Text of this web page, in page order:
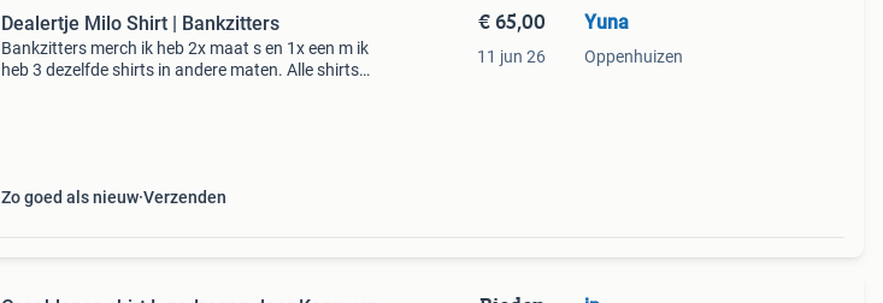
Dealertje Milo Shirt | Bankzitters
Bankzitters merch ik heb 2x maat s en 1x een m ik
heb 3 dezelfde shirts in andere maten. Alle shirts
Zo goed als nieuw Verzenden
€ 65,00
11 jun 26
Yuna
Oppenhuizen